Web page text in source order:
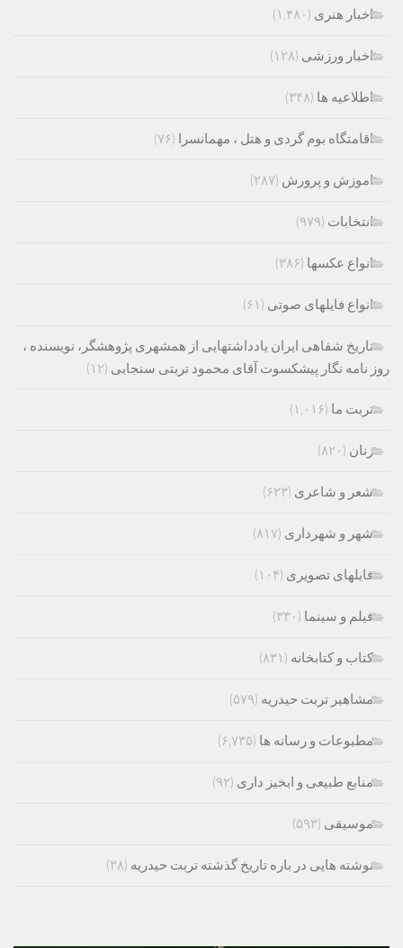
اخبار هنری (۱,۴۸۰)
اخبار ورزشی (۱۲۸)
اطلاعیه ها (۳۴۸)
اقامتگاه بوم گردی و هتل ، مهمانسرا (۷۶)
اموزش و پرورش (۲۸۷)
انتخابات (۹۷۹)
انواع عکسها (۳۸۶)
انواع فایلهای صوتی (۶۱)
تاریخ شفاهی ایران یادداشتهایی از همشهری پژوهشگر، نویسنده ،
روز نامه نگار پیشکسوت آقای محمود تربتی سنجابی (۱۲)
تربت ما (۱,۰۱۶)
زنان (۸۲۰)
شعر و شاعری (۶۲۳)
شهر و شهرداری (۸۱۷)
فایلهای تصویری (۱۰۴)
فیلم و سینما (۳۳۰)
کتاب و کتابخانه (۸۳۱)
مشاهیر تربت حیدریه (۵۷۹)
مطبوعات و رسانه ها (۶,۷۳۵)
منابع طبیعی و ابخیز داری (۹۲)
موسیقی (۵۹۳)
نوشته هایی در باره تاریخ گذشته تربت حیدریه (۳۸)